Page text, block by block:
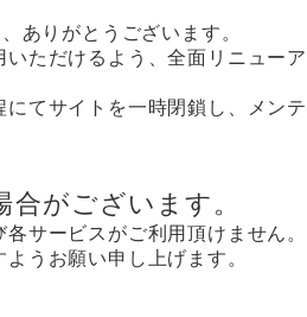
ありがとうございます。
ただけるよう、全面リニュー
てサイトを一時閉鎖し、メンテ
がございます。
サービスがご利用頂けません。
うお願い申し上げます。